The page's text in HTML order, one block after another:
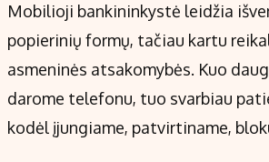
Mobilioji bankininkystė leidžia
popierinių formų, tačiau kartu
asmeninės atsakomybės. Kuo
darome telefonu, tuo svarbiau
kodėl įjungiame, patvirtiname,